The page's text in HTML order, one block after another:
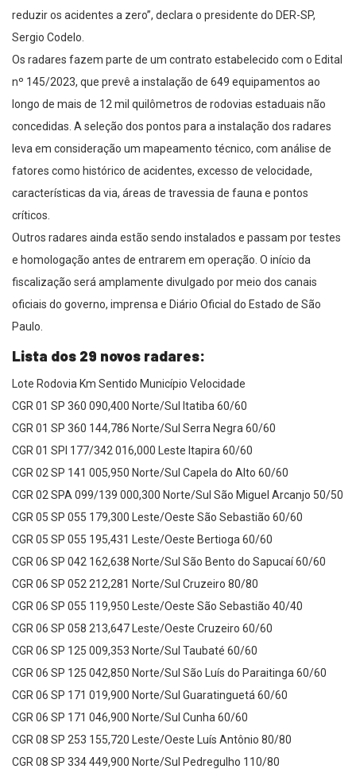
reduzir os acidentes a zero”, declara o presidente do DER-SP,
Sergio Codelo.
Os radares fazem parte de um contrato estabelecido com o Edital
nº 145/2023, que prevê a instalação de 649 equipamentos ao
longo de mais de 12 mil quilômetros de rodovias estaduais não
concedidas. A seleção dos pontos para a instalação dos radares
leva em consideração um mapeamento técnico, com análise de
fatores como histórico de acidentes, excesso de velocidade,
características da via, áreas de travessia de fauna e pontos
críticos.
Outros radares ainda estão sendo instalados e passam por testes
e homologação antes de entrarem em operação. O início da
fiscalização será amplamente divulgado por meio dos canais
oficiais do governo, imprensa e Diário Oficial do Estado de São
Paulo.
Lista dos 29 novos radares:
Lote Rodovia Km Sentido Município Velocidade
CGR 01 SP 360 090,400 Norte/Sul Itatiba 60/60
CGR 01 SP 360 144,786 Norte/Sul Serra Negra 60/60
CGR 01 SPI 177/342 016,000 Leste Itapira 60/60
CGR 02 SP 141 005,950 Norte/Sul Capela do Alto 60/60
CGR 02 SPA 099/139 000,300 Norte/Sul São Miguel Arcanjo 50/50
CGR 05 SP 055 179,300 Leste/Oeste São Sebastião 60/60
CGR 05 SP 055 195,431 Leste/Oeste Bertioga 60/60
CGR 06 SP 042 162,638 Norte/Sul São Bento do Sapucaí 60/60
CGR 06 SP 052 212,281 Norte/Sul Cruzeiro 80/80
CGR 06 SP 055 119,950 Leste/Oeste São Sebastião 40/40
CGR 06 SP 058 213,647 Leste/Oeste Cruzeiro 60/60
CGR 06 SP 125 009,353 Norte/Sul Taubaté 60/60
CGR 06 SP 125 042,850 Norte/Sul São Luís do Paraitinga 60/60
CGR 06 SP 171 019,900 Norte/Sul Guaratinguetá 60/60
CGR 06 SP 171 046,900 Norte/Sul Cunha 60/60
CGR 08 SP 253 155,720 Leste/Oeste Luís Antônio 80/80
CGR 08 SP 334 449,900 Norte/Sul Pedregulho 110/80